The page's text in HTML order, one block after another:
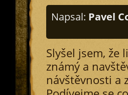
Napsal: Pavel
Slyšel jsem, že
známý a
návštěvnosti a